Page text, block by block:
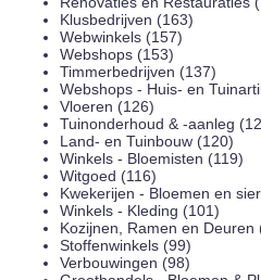
Klusbedrijven (163)
Webwinkels (157)
Webshops (153)
Timmerbedrijven (137)
Webshops - Huis- en
Vloeren (126)
Tuinonderhoud & -aanleg
Land- en Tuinbouw (120)
Winkels - Bloemisten (119)
Witgoed (116)
Kwekerijen - Bloemen en
Winkels - Kleding (101)
Kozijnen, Ramen en Deuren
Stoffenwinkels (99)
Verbouwingen (98)